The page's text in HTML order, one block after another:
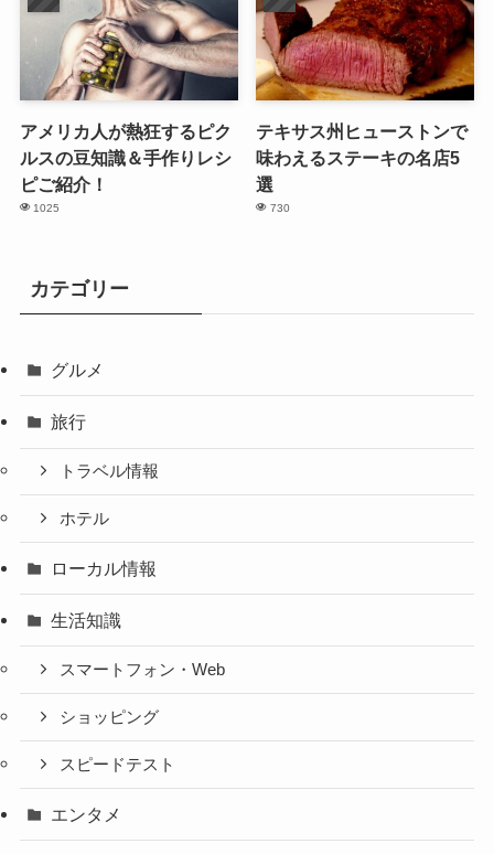
アメリカ人が熱狂するピク
ルスの豆知識＆手作りレシ
ピご紹介！
1025
テキサス州ヒューストンで
味わえるステーキの名店5
選
730
カテゴリー
グルメ
旅行
トラベル情報
ホテル
ローカル情報
生活知識
スマートフォン・Web
ショッピング
スピードテスト
エンタメ